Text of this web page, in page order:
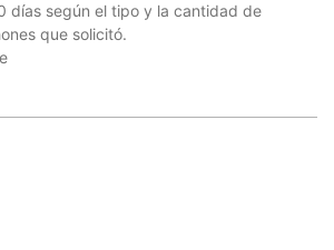
días según el tipo y la cantidad de
que solicitó.